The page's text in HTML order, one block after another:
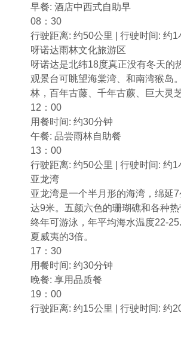
早餐: 酒店中西式自助早
08：30
行驶距离: 约50公里 | 行驶时间: 约
呀诺达雨林文化旅游区
呀诺达是北纬18度真正没有冬天的
观景台可眺望海棠湾、和南湾猴岛
林，百年古藤、千年古蕨、巨大灵
12：00
用餐时间: 约30分钟
午餐: 品尝雨林自助餐
13：00
行驶距离: 约50公里 | 行驶时间: 约
亚龙湾
亚龙湾是一个半月形的海湾，绵延
达9米。五颜六色的珊瑚礁和各种
终年可游泳，年平均海水温度22-
夏威夷的3倍。
17：30
用餐时间: 约30分钟
晚餐: 享用品质餐
19：00
行驶距离: 约15公里 | 行驶时间: 约